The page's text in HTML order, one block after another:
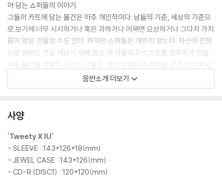
어 담는 쇼퍼들의 이야기.
그들이 카트에 담는 물건은 아주 개인적이다. 남들의 기준, 세상의 기준으
로 보기에 너무 시시하거나 혹은 과하거나 어쩌면 요상하거나 그다지 가치
롭지 않은 것들일 수도 있다. 하지만 쇼퍼들은 개의치 않는다. 자신이 진정
으로 원하는 것을 깨닫기 위해 몸소 귀 기울이고 스스로를 행복하게 만들
어줄 물건을 정확히 고르는 그들은, 본인의 욕망과 취향을 양껏 카트에 담
이 샵에서 본인 욕망의 가치에 대한 가격표는 오직 쇼퍼 본인이 단다. 그 선
태양 아래’ 공연에서 마주했던 감정과 순간들이다. 나는 그 공연에서 나로
서는 다소 낯선 결의 욕망들을 강하게 느꼈다.
일에 있어 약간의 번아웃을 느끼던 와중에 마주한 그 이틀간의 공연은 미
리 준비 중이었던 이 앨범의 주제와 분위기, 그리고 그것에 임하는 나의 에
음반소개 더보기
사양
'Tweety X IU'
- SLEEVE : 143*126*18(mm)
- JEWEL CASE : 143*126(mm)
- CD-R (DISC1) : 120*120(mm)